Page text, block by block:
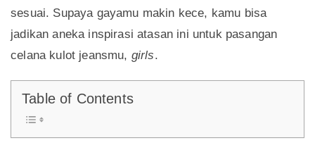
sesuai. Supaya gayamu makin kece, kamu bisa
jadikan aneka inspirasi atasan ini untuk pasangan
celana kulot jeansmu, girls.
Table of Contents